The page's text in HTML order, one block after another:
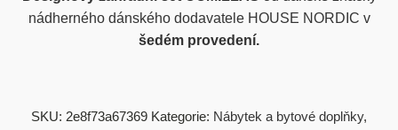
nádherného dánského dodavatele HOUSE NORDIC v
šedém provedení.
SKU: 2e8f73a67369 Kategorie: Nábytek a bytové doplňky,